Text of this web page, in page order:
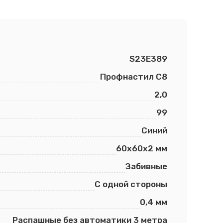
S23E389
Профнастил С8
2,0
99
Синий
60х60х2 мм
Забивные
С одной стороны
0,4 мм
Распашные без автоматики 3 метра